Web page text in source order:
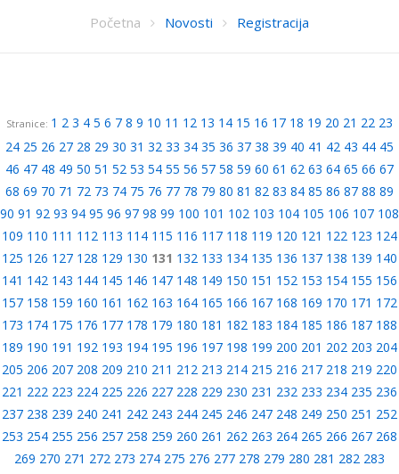
Početna Novosti Registracija
Stranice: 1 2 3 4 5 6 7 8 9 10 11 12 13 14 15 16 17 18 19 20 21 22 23
24 25 26 27 28 29 30 31 32 33 34 35 36 37 38 39 40 41 42 43 44 45
46 47 48 49 50 51 52 53 54 55 56 57 58 59 60 61 62 63 64 65 66 67
68 69 70 71 72 73 74 75 76 77 78 79 80 81 82 83 84 85 86 87 88 89
90 91 92 93 94 95 96 97 98 99 100 101 102 103 104 105 106 107 108
109 110 111 112 113 114 115 116 117 118 119 120 121 122 123 124
125 126 127 128 129 130 131 132 133 134 135 136 137 138 139 140
141 142 143 144 145 146 147 148 149 150 151 152 153 154 155 156
157 158 159 160 161 162 163 164 165 166 167 168 169 170 171 172
173 174 175 176 177 178 179 180 181 182 183 184 185 186 187 188
189 190 191 192 193 194 195 196 197 198 199 200 201 202 203 204
205 206 207 208 209 210 211 212 213 214 215 216 217 218 219 220
221 222 223 224 225 226 227 228 229 230 231 232 233 234 235 236
237 238 239 240 241 242 243 244 245 246 247 248 249 250 251 252
253 254 255 256 257 258 259 260 261 262 263 264 265 266 267 268
269 270 271 272 273 274 275 276 277 278 279 280 281 282 283